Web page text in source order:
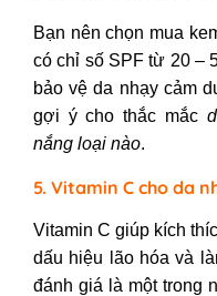
Bạn nên chọn mua
có chỉ số SPF từ 20 –
bảo vệ da nhạy cảm
gợi ý cho thắc mắc
nắng loại nào.
5. Vitamin C cho da
Vitamin C giúp kích
dấu hiệu lão hóa và
đánh giá là một trong